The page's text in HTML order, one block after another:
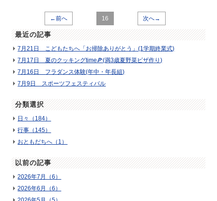
←前へ 16 次へ→
最近の記事
7月21日 こどもたちへ「お掃除ありがとう」(1学期終業式)
7月17日 夏のクッキングtime🍕(満3歳夏野菜ピザ作り)
7月16日 フラダンス体験(年中・年長組)
7月9日 スポーツフェスティバル
分類選択
日々（184）
行事（145）
おともだちへ（1）
以前の記事
2026年7月（6）
2026年6月（6）